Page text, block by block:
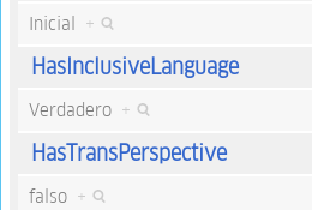
Inicial +
HasInclusiveLanguage
Verdadero +
HasTransPerspective
falso +